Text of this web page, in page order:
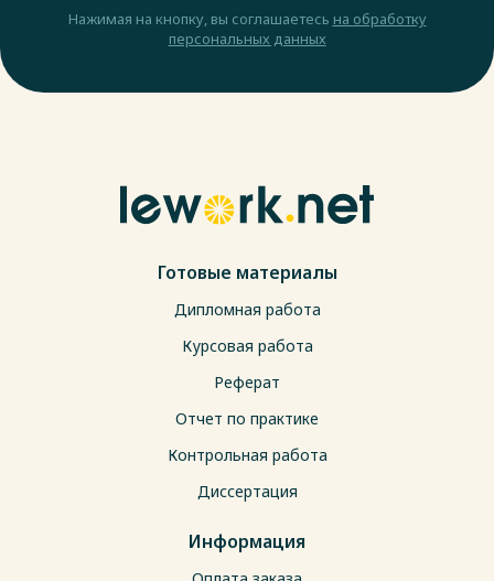
Нажимая на кнопку, вы соглашаетесь на обработку
персональных данных
Готовые материалы
Дипломная работа
Курсовая работа
Реферат
Отчет по практике
Контрольная работа
Диссертация
Информация